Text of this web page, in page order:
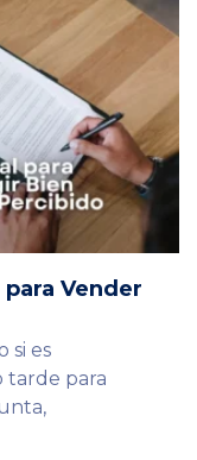
Vender
si es
tarde para